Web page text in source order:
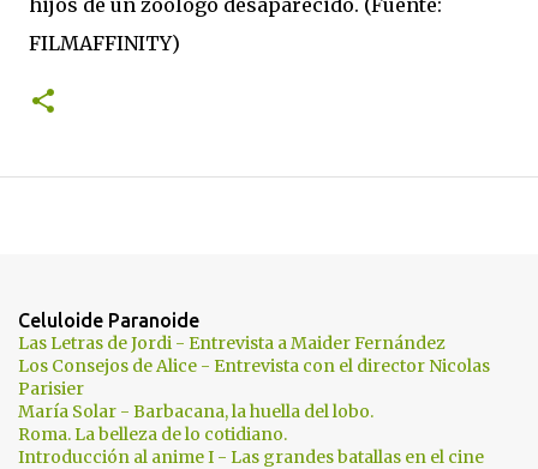
hijos de un zoólogo desaparecido. (Fuente:
FILMAFFINITY)
Celuloide Paranoide
Las Letras de Jordi - Entrevista a Maider Fernández
Los Consejos de Alice - Entrevista con el director Nicolas
Parisier
María Solar - Barbacana, la huella del lobo.
Roma. La belleza de lo cotidiano.
Introducción al anime I - Las grandes batallas en el cine